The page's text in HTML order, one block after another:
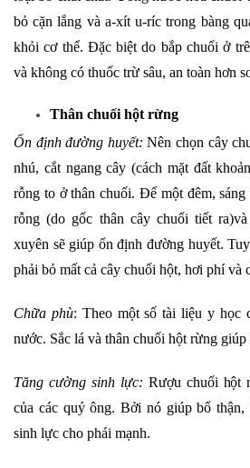
bỏ cặn lắng và a-xít u-ríc trong bàng
khỏi cơ thể. Đặc biệt do bắp chuối ở
và không có thuốc trừ sâu, an toàn hơn
Thân chuối hột rừng
Ổn định đường huyết: Nên chọn cây
nhú, cắt ngang cây (cách mặt đất
rỗng to ở thân chuối. Để một đêm,
rỗng (do gốc thân cây chuối tiết
xuyên sẽ giúp ổn định đường huyết.
phải bỏ mất cả cây chuối hột, hơi phí và
Chữa phù: Theo một số tài liệu y học
nước. Sắc lá và thân chuối hột rừng
Tăng cường sinh lực: Rượu chuối hột
của các quý ông. Bởi nó giúp bổ thận,
sinh lực cho phái mạnh.